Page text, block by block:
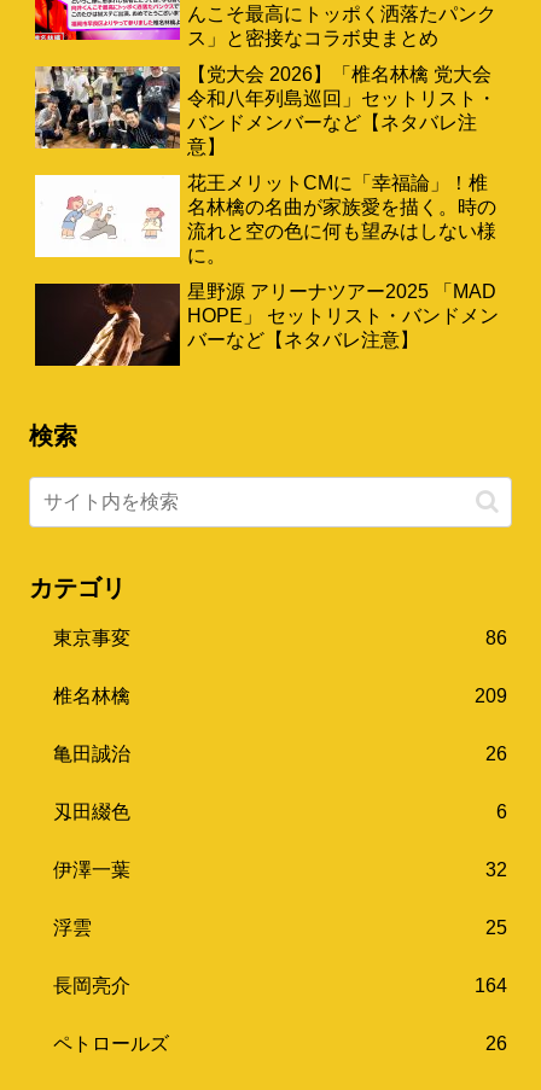
んこそ最高にトッポく洒落たパンク
ス」と密接なコラボ史まとめ
【党大会 2026】「椎名林檎 党大会
令和八年列島巡回」セットリスト・
バンドメンバーなど【ネタバレ注
意】
花王メリットCMに「幸福論」！椎
名林檎の名曲が家族愛を描く。時の
流れと空の色に何も望みはしない様
に。
星野源 アリーナツアー2025 「MAD
HOPE」 セットリスト・バンドメン
バーなど【ネタバレ注意】
検索
カテゴリ
東京事変 86
椎名林檎 209
亀田誠治 26
刄田綴色 6
伊澤一葉 32
浮雲 25
長岡亮介 164
ペトロールズ 26